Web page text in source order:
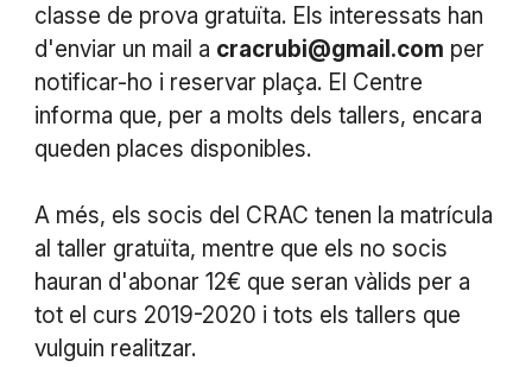
classe de prova gratuïta. Els interessats han
d'enviar un mail a cracrubi@gmail.com per
notificar-ho i reservar plaça. El Centre
informa que, per a molts dels tallers, encara
queden places disponibles.
A més, els socis del CRAC tenen la matrícula
al taller gratuïta, mentre que els no socis
hauran d'abonar 12€ que seran vàlids per a
tot el curs 2019-2020 i tots els tallers que
vulguin realitzar.